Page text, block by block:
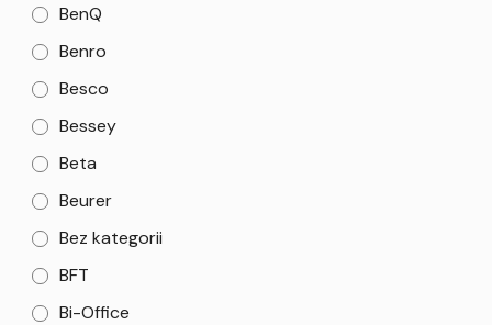
BenQ
Benro
Besco
Bessey
Beta
Beurer
Bez kategorii
BFT
Bi-Office